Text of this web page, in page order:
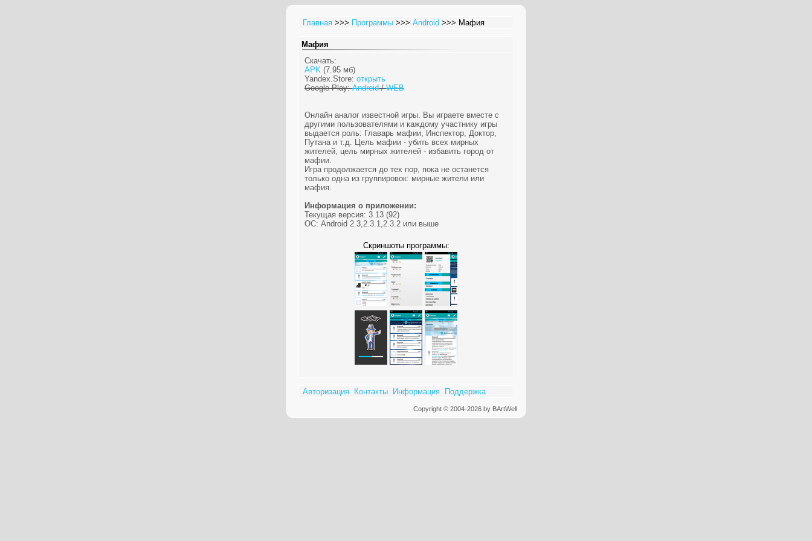
Главная >>> Программы >>> Android >>> Мафия
Мафия
Скачать:
APK (7.95 мб)
Yandex.Store: открыть
Google Play:Android/WEB
Онлайн аналог известной игры. Вы играете вместе с
другими пользователями и каждому участнику игры
выдается роль: Главарь мафии, Инспектор, Доктор,
Путана и т.д. Цель мафии - убить всех мирных
жителей, цель мирных жителей - избавить город от
мафии.
Игра продолжается до тех пор, пока не останется
только одна из группировок: мирные жители или
мафия.
Информация о приложении:
Текущая версия: 3.13 (92)
ОС: Android 2.3,2.3.1,2.3.2 или выше
Скриншоты программы:
Авторизация Контакты Информация Поддержка
Copyright © 2004-2026 by BArtWell